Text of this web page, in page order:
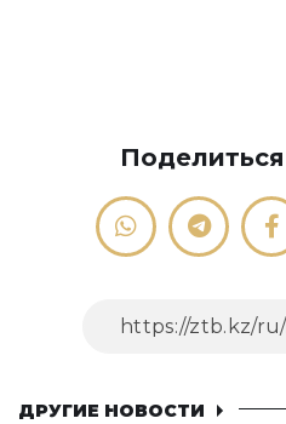
ДРУГИЕ НОВОСТИ